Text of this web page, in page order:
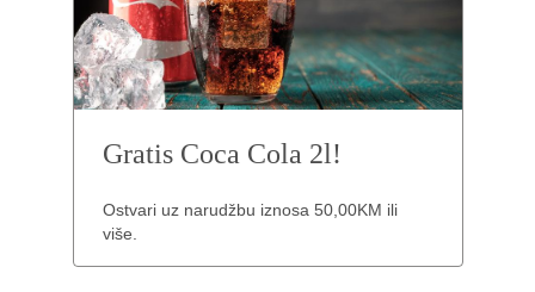
Gratis Coca Cola 2l!
Ostvari uz narudžbu iznosa 50,00KM ili
više.